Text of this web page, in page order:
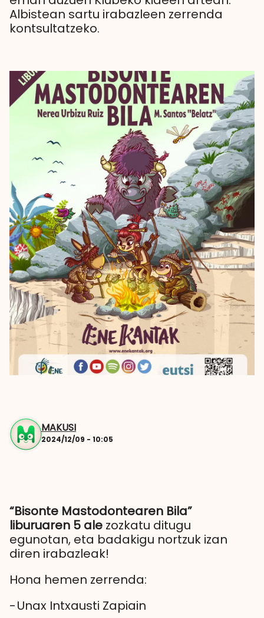
Albistean sartu irabazleen zerrenda
kontsultatzeko.
MAKUSI
2024/12/09 - 10:05
“Bisonte Mastodontearen Bila”
liburuaren 5 ale zozkatu ditugu
egunotan, eta badakigu nortzuk izan
diren irabazleak!
Hona hemen zerrenda:
-Unax Intxausti Zapiain